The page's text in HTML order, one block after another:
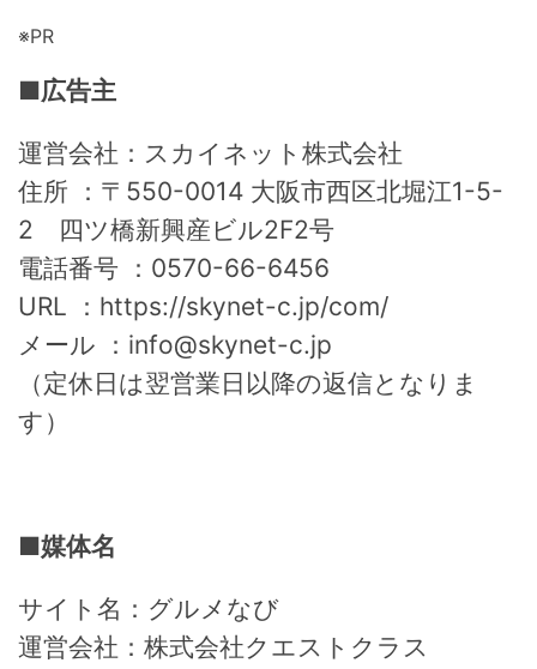
※PR
■広告主
運営会社：スカイネット株式会社
住所 ：〒550-0014 大阪市西区北堀江1-5-
2 四ツ橋新興産ビル2F2号
電話番号 ：0570-66-6456
URL ：https://skynet-c.jp/com/
メール ：info@skynet-c.jp
（定休日は翌営業日以降の返信となりま
す）
■媒体名
サイト名：グルメなび
運営会社：株式会社クエストクラス